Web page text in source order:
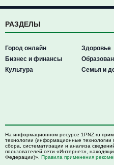
РАЗДЕЛЫ
Город онлайн
Бизнес и финансы
Культура
Здоровье
Семья и
На информационном ресурсе 1PNZ.ru
технологии (информационные
сбора, систематизации и анализа
пользователей сети «Интернет»,
Федерации)». Правила применения